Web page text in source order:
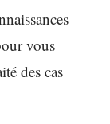
vous
des cas